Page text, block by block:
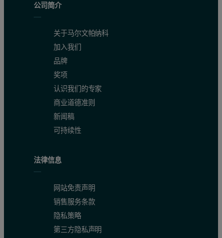
公司简介
关于马尔文帕纳科
加入我们
品牌
奖项
认识我们的专家
商业道德准则
新闻稿
可持续性
法律信息
网站免责声明
销售服务条款
隐私策略
第三方隐私声明